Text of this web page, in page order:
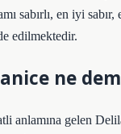
sabırlı, en iyi sabır,
edilmektedir.
ne
anlamına gelen